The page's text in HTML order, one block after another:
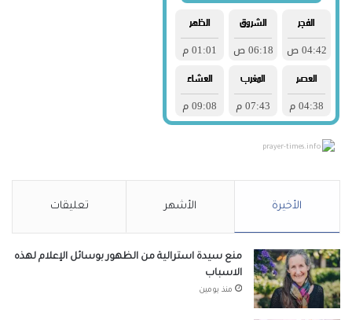
prayer-times.info
الأخيرة الأشهر تعليقات
منع سيدة استرالية من الظهور بوسائل الإعلام لهذه
الاسباب
منذ يومين